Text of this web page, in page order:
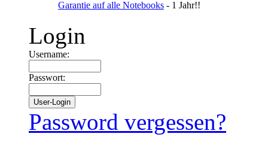
Garantie auf alle Notebooks - 1 Jahr!!
Login
Username:
Passwort:
Password vergessen?